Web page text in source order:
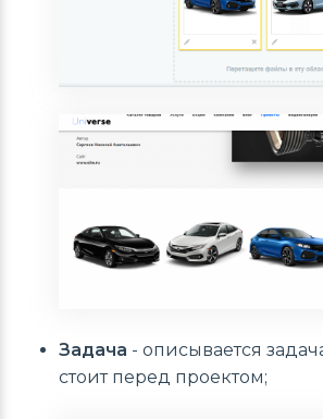
Задача - описывается
стоит перед проектом;